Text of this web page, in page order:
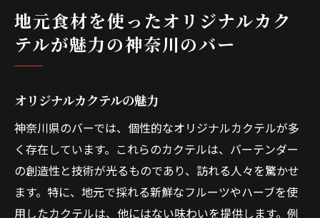
地元食材を使ったオリジナルカク
テルが魅力の神奈川のバー
オリジナルカクテルの魅力
神奈川県のバーでは、個性的なオリジナルカクテルが多
く存在しています。これらのカクテルは、バーテンダー
の創造性と技術が光るものであり、訪れる人々を驚かせ
ます。特に、地元で採れる新鮮なフルーツやハーブを使
用したカクテルは、他にはない味わいを提供します。例